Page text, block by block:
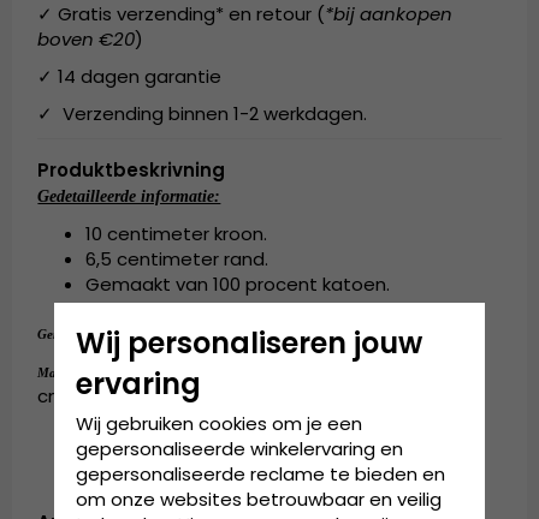
✓ Gratis verzending* en retour (*bij aankopen
boven €20)
✓ 14 dagen garantie
✓ Verzending binnen 1-2 werkdagen.
Produktbeskrivning
Gedetailleerde informatie:
10 centimeter kroon.
6,5 centimeter rand.
Gemaakt van 100 procentkatoen.
Gemaakt van: 100 procentkatoen.
Maattabel:
Small - 55 cm. Medium - 57 cm. Large - 59
cm. X-Large - 61 cm.
Wij personaliseren jouw
ervaring
Wij gebruiken cookies om je een
gepersonaliseerde winkelervaring en
gepersonaliseerde reclame te bieden en
om onze websites betrouwbaar en veilig